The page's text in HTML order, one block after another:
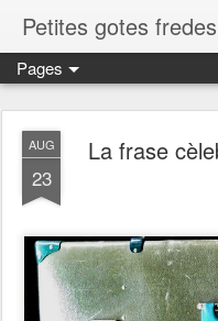
Pages
AUG
23
La frase